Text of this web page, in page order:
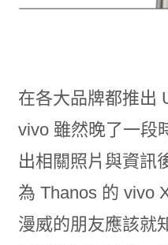
在各大品牌都推出
vivo 雖然晚了一段
出相關照片與資訊
為 Thanos 的 vivo
漫威的朋友應該就